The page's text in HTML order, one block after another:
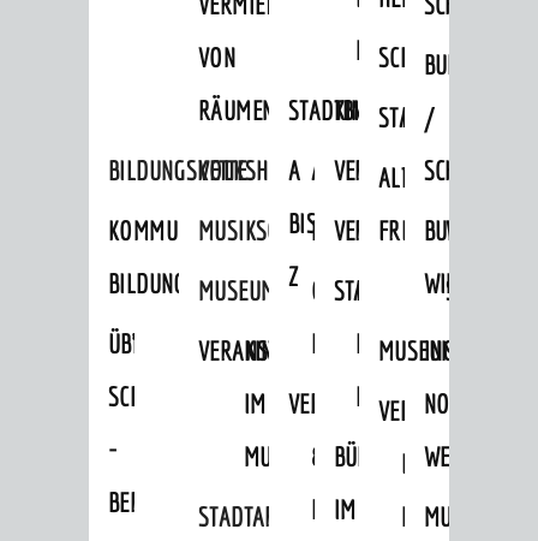
VON
RÄUMEN
BILDUNGSKETTE
KOMMUNALES
BILDUNGSMANAGEMENT
ÜBERGANG
SCHULE
-
BERUF
"FRÜHE
BILDUNG"
VOLKSHOCHSCHULE
MUSIKSCHULE
MUSEUM
VERANSTALTUNGEN
KINDER
IM
MUSEUM
STADTARCHIV
MUSEUM
STADTBIBLIOTHEK
A
BIS
Z
AUSLEIHE
MEDIENANGEBOTE
ONLINE-
KATALOG
VERANSTALTUNGEN
AUSBILDUNG
&
PRAKTIKA
KINO
VERANSTALTER
STADTHALLE
ROLF-
ENGELBRECHT-
HAUS
BÜRGERSAAL
IM
SCHLOSSPARK
STADTGARTEN
ALTER
FRIEDHOF
ROSENANLAGE
BURGEN
/
SCHLOSS
BURGRUINE
WINDECK
SCHLOSS
MUSEUM
KINDER
IM
MUSEUM
INGRID-
NOLL-
WEG
MUNDART-